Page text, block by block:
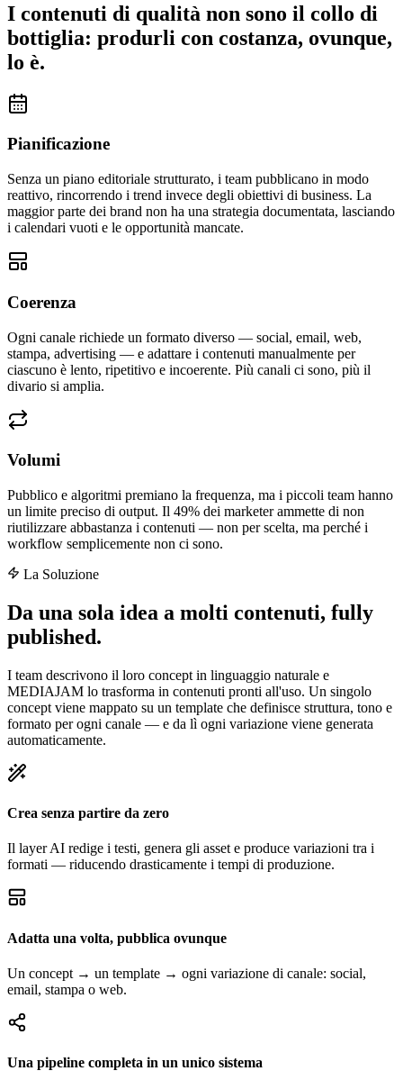
I contenuti di qualità non sono il collo di
bottiglia: produrli con costanza, ovunque,
lo è.
Pianificazione
Senza un piano editoriale strutturato, i team pubblicano in modo
reattivo, rincorrendo i trend invece degli obiettivi di business. La
maggior parte dei brand non ha una strategia documentata, lasciando
i calendari vuoti e le opportunità mancate.
Coerenza
Ogni canale richiede un formato diverso — social, email, web,
stampa, advertising — e adattare i contenuti manualmente per
ciascuno è lento, ripetitivo e incoerente. Più canali ci sono, più il
divario si amplia.
Volumi
Pubblico e algoritmi premiano la frequenza, ma i piccoli team hanno
un limite preciso di output. Il 49% dei marketer ammette di non
riutilizzare abbastanza i contenuti — non per scelta, ma perché i
workflow semplicemente non ci sono.
La Soluzione
Da una sola idea a molti contenuti, fully
published.
I team descrivono il loro concept in linguaggio naturale e
MEDIAJAM lo trasforma in contenuti pronti all'uso. Un singolo
concept viene mappato su un template che definisce struttura, tono e
formato per ogni canale — e da lì ogni variazione viene generata
automaticamente.
Crea senza partire da zero
Il layer AI redige i testi, genera gli asset e produce variazioni tra i
formati — riducendo drasticamente i tempi di produzione.
Adatta una volta, pubblica ovunque
Un concept → un template → ogni variazione di canale: social,
email, stampa o web.
Una pipeline completa in un unico sistema